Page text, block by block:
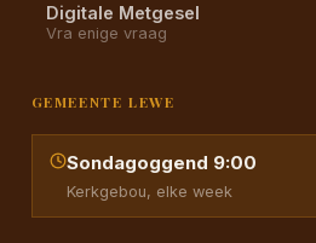
Digitale Metgesel
Vra enige vraag
GEMEENTE LEWE
Sondagoggend 9:00
Kerkgebou, elke week